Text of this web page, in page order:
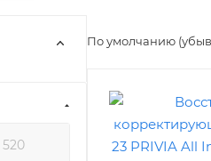
По умолчанию